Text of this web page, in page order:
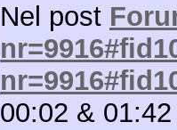
Nel post
00:02 &